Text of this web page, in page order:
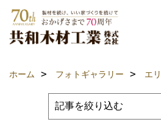
ホーム フォトギャラリー エ